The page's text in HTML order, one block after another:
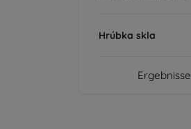
Hrúbka skla
Ergebnisse